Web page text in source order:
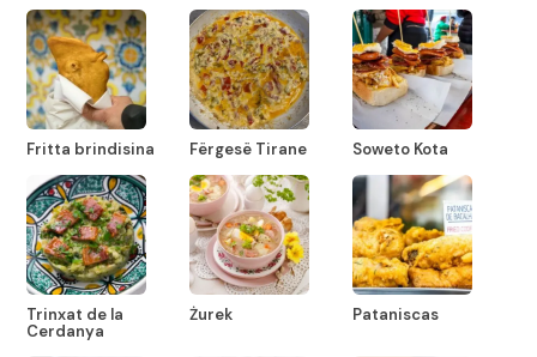
Fritta brindisina Fërgesë Tirane Soweto Kota
Trinxat de la
Cerdanya
Żurek Pataniscas